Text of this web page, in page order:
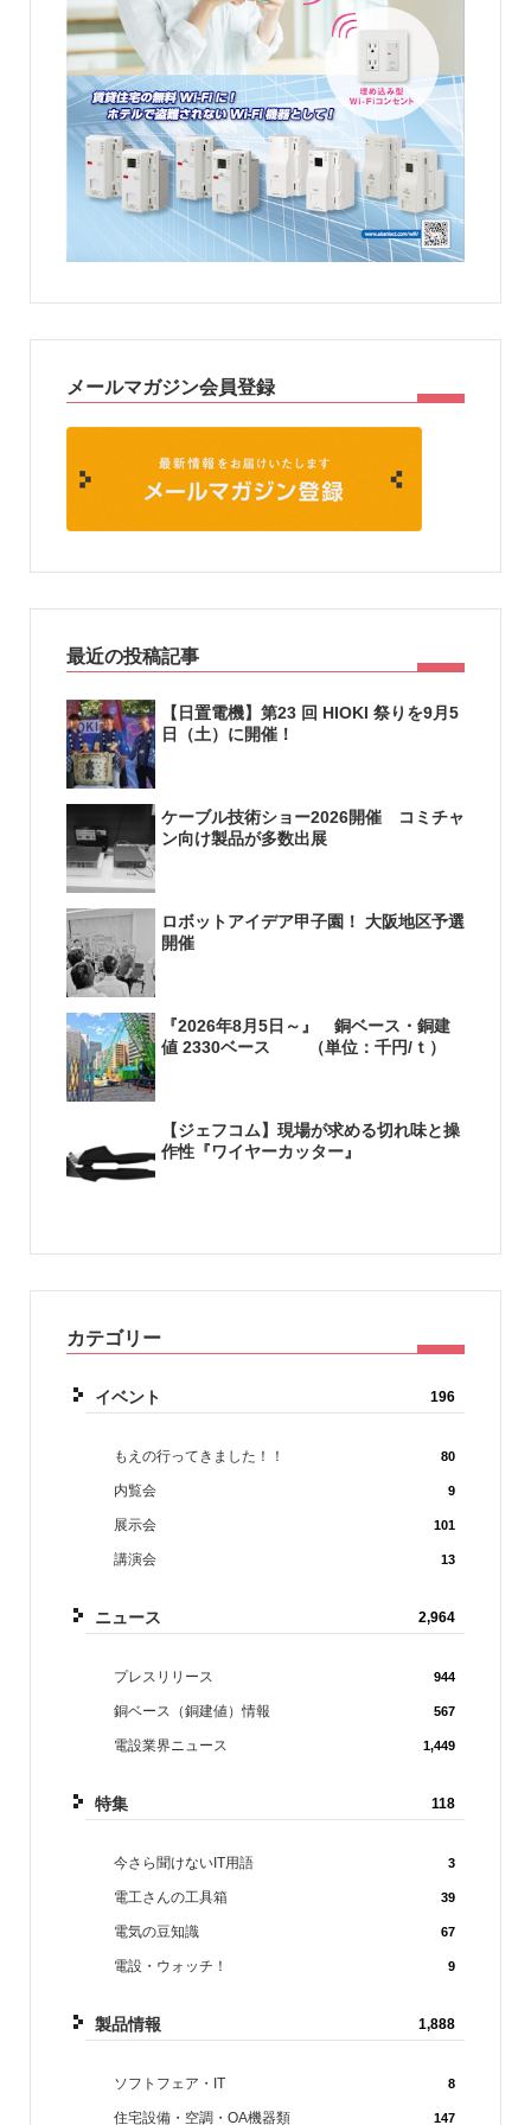
メールマガジン会員登録
最近の投稿記事
【日置電機】第23 回 HIOKI 祭りを9月5
日（土）に開催！
ケーブル技術ショー2026開催 コミチャ
ン向け製品が多数出展
ロボットアイデア甲子園！ 大阪地区予選
開催
『2026年8月5日～』 銅ベース・銅建
値 2330ベース （単位：千円/ｔ）
【ジェフコム】現場が求める切れ味と操
作性『ワイヤーカッター』
カテゴリー
イベント 196
もえの行ってきました！！ 80
内覧会 9
展示会 101
講演会 13
ニュース 2,964
プレスリリース 944
銅ベース（銅建値）情報 567
電設業界ニュース 1,449
特集 118
今さら聞けないIT用語 3
電工さんの工具箱 39
電気の豆知識 67
電設・ウォッチ！ 9
製品情報 1,888
ソフトフェア・IT 8
住宅設備・空調・OA機器類 147